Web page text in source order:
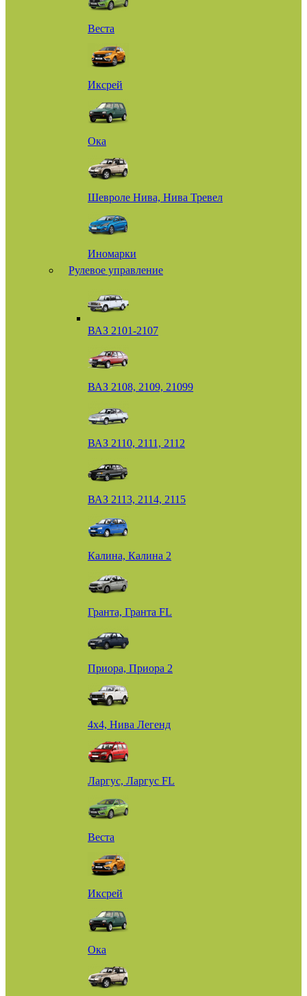
Веста
Иксрей
Ока
Шевроле Нива, Нива Тревел
Иномарки
Рулевое управление
ВАЗ 2101-2107
ВАЗ 2108, 2109, 21099
ВАЗ 2110, 2111, 2112
ВАЗ 2113, 2114, 2115
Калина, Калина 2
Гранта, Гранта FL
Приора, Приора 2
4х4, Нива Легенд
Ларгус, Ларгус FL
Веста
Иксрей
Ока